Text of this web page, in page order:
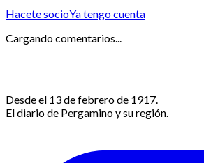
Hacete socioYa tengo cuenta
Cargando comentarios...
Desde el 13 de febrero de 1917.
El diario de Pergamino y su región.